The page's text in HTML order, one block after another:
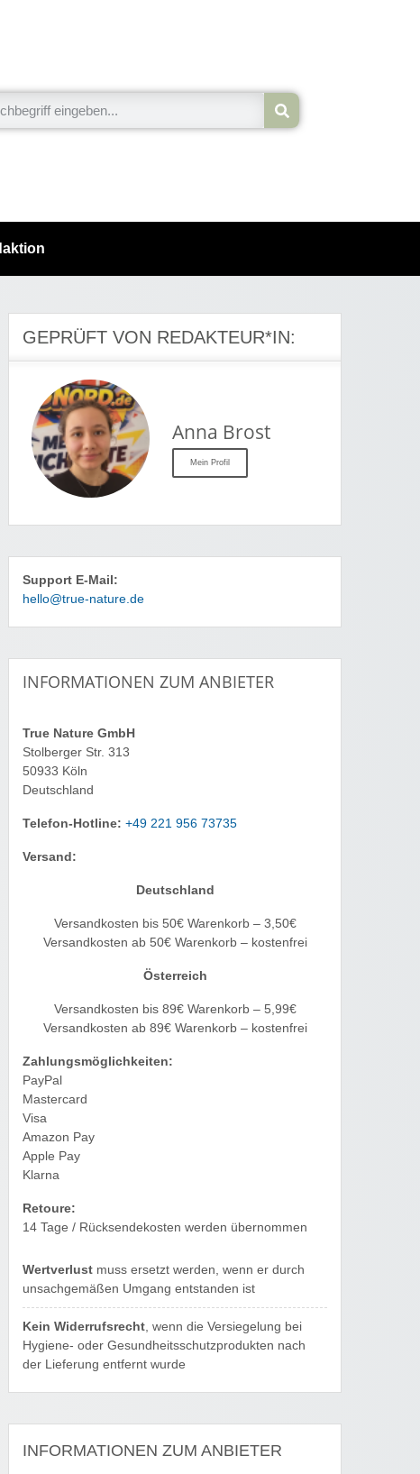
GEPRÜFT VON REDAKTEUR*IN:
Anna Brost
Mein Profil
Support E-Mail:
hello@true-nature.de
INFORMATIONEN ZUM ANBIETER
True Nature GmbH
Stolberger Str. 313
50933 Köln
Deutschland
Telefon-Hotline: +49 221 956 73735
Versand:
Deutschland
Versandkosten bis 50€ Warenkorb – 3,50€
Versandkosten ab 50€ Warenkorb – kostenfrei
Österreich
Versandkosten bis 89€ Warenkorb – 5,99€
Versandkosten ab 89€ Warenkorb – kostenfrei
Zahlungsmöglichkeiten:
PayPal
Mastercard
Visa
Amazon Pay
Apple Pay
Klarna
Retoure:
14 Tage / Rücksendekosten werden übernommen
Wertverlust muss ersetzt werden, wenn er durch
unsachgemäßen Umgang entstanden ist
Kein Widerrufsrecht, wenn die Versiegelung bei
Hygiene- oder Gesundheitsschutzprodukten nach
der Lieferung entfernt wurde
INFORMATIONEN ZUM ANBIETER